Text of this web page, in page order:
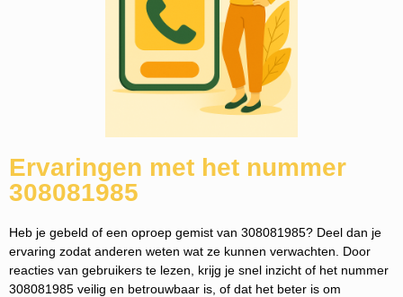
Ervaringen met het nummer
308081985
Heb je gebeld of een oproep gemist van 308081985? Deel dan je
ervaring zodat anderen weten wat ze kunnen verwachten. Door
reacties van gebruikers te lezen, krijg je snel inzicht of het nummer
308081985 veilig en betrouwbaar is, of dat het beter is om